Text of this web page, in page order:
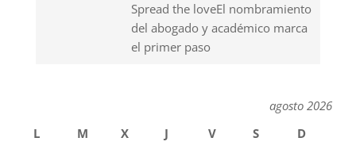
Spread the loveEl nombramiento
del abogado y académico marca
el primer paso
agosto 2026
L
M X J V S
D